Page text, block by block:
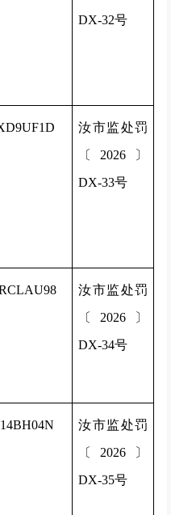
DX-32号
汝市监处罚
〔2026〕
DX-33号
汝市监处罚
〔2026〕
DX-34号
汝市监处罚
〔2026〕
DX-35号